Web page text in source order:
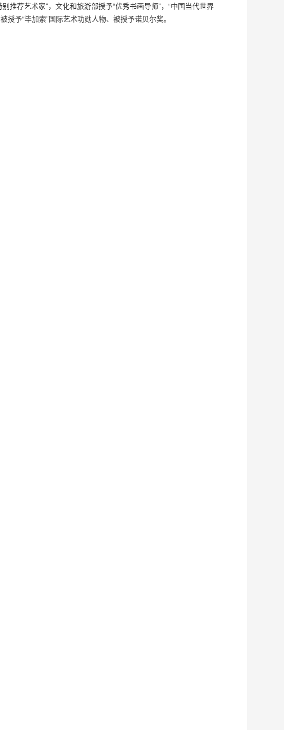
荐艺术家”，文化和旅游部授予“优秀书画导师”，“中国当代世界
予“毕加索”国际艺术功勋人物、被授予诺贝尔奖。